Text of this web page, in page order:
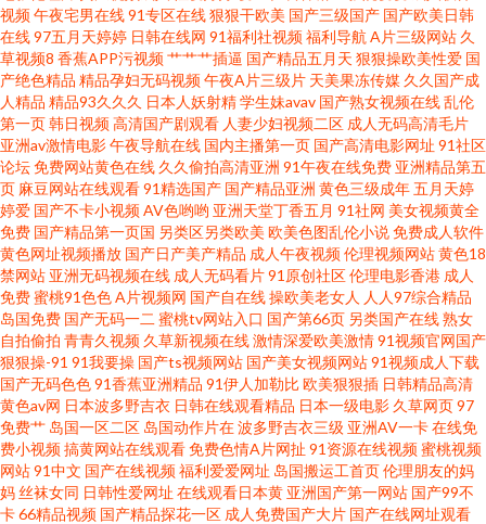
洲AB影视 久久情爱网 AV2026天堂网 三级四级毛片 海角社区少妇 91视频在
线免费播放 日本小a网站 国产九一在线视频 91国产下载 欧美资源av网 东京热
久久AV 伊人久久国产 免费福利视频导航 肏屄在线免费观看 性感美女被搞国
产网站 另类欧美黄站 操射人妖Ts 午夜电影日韩 九一成人网观看 99热艹逼 深
夜AV福利 国际大香蕉 91九色原创自拍论坛 日本人妖色网站 国产精品啪啪啪
91次元官网首页免费 欧美淫乱一二三区 丁香综合素人 在线91观看 女人的天
堂AV在线 岛国大片在线观看 91不用下载免费看 欧美色图激情 第一福利视频
导航官网 在线播放黑丝91 欧美被艹 超碰在线免费主播 亚洲ts伪娘在线观看
蜜臀ab 成人黄色av影视 亚洲影院97 蜜芽视频在线精品 超碰碰影院 亚洲AB影
视频午夜宅男在线91专区在线狠狠干欧美 国产三级国产 国产欧美日韩
在线97五月天婷婷 日韩在线网 91福利社视频福利导航 A片三级网站 久
草视频8 香蕉APP污视频艹艹艹插逼 国产精品五月天 狠狠操欧美性爱 国
产绝色精品 精品孕妇无码视频午夜A片三级片 天美果冻传媒 久久国产成
人精品 精品93久久久 日本人妖射精学生妹avav 国产熟女视频在线乱伦
第一页韩日视频高清国产剧观看 人妻少妇视频二区 成人无码高清毛片
亚洲av激情电影午夜导航在线 国内主播第一页 国产高清电影网址 91社区
论坛免费网站黄色在线 久久偷拍高清亚洲 91午夜在线免费 亚洲精品第五
页 麻豆网站在线观看91精选国产 国产精品亚洲 黄色三级成年五月天婷
婷爱 国产不卡小视频AV色哟哟 亚洲天堂丁香五月 91社网 美女视频黄全
免费 国产精品第一页国 另类区另类欧美 欧美色图乱伦小说免费成人软件
黄色网址视频播放 国产日产美产精品 成人午夜视频伦理视频网站黄色18
禁网站 亚洲无码视频在线 成人无码看片91原创社区伦理电影香港 成人
免费蜜桃91色色A片视频网 国产自在线操欧美老女人 人人97综合精品
岛国免费 国产无码一二 蜜桃tv网站入口 国产第66页 另类国产在线熟女
自拍偷拍 青青久视频 久草新视频在线激情深爱欧美激情91视频官网国产
狠狠操-91 91我要操 国产ts视频网站 国产美女视频网站91视频成人下载
国产无码色色91香蕉亚洲精品 91伊人加勒比欧美狠狠插 日韩精品高清
黄色av网 日本波多野吉衣 日韩在线观看精品 日本一级电影 久草网页97
免费艹 岛国一区二区 岛国动作片在波多野吉衣三级 亚洲AV一卡在线免
费小视频搞黄网站在线观看免费色情A片网扯 91资源在线视频蜜桃视频
网站91中文 国产在线视频福利爱爱网址 岛国搬运工首页伦理朋友的妈
妈丝袜女同 日韩性爱网址 在线观看日本黄 亚洲国产第一网站 国产99不
卡66精品视频 国产精品探花一区 成人免费国产大片 国产在线网址观看